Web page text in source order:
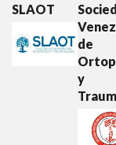
SLAOT
de
y